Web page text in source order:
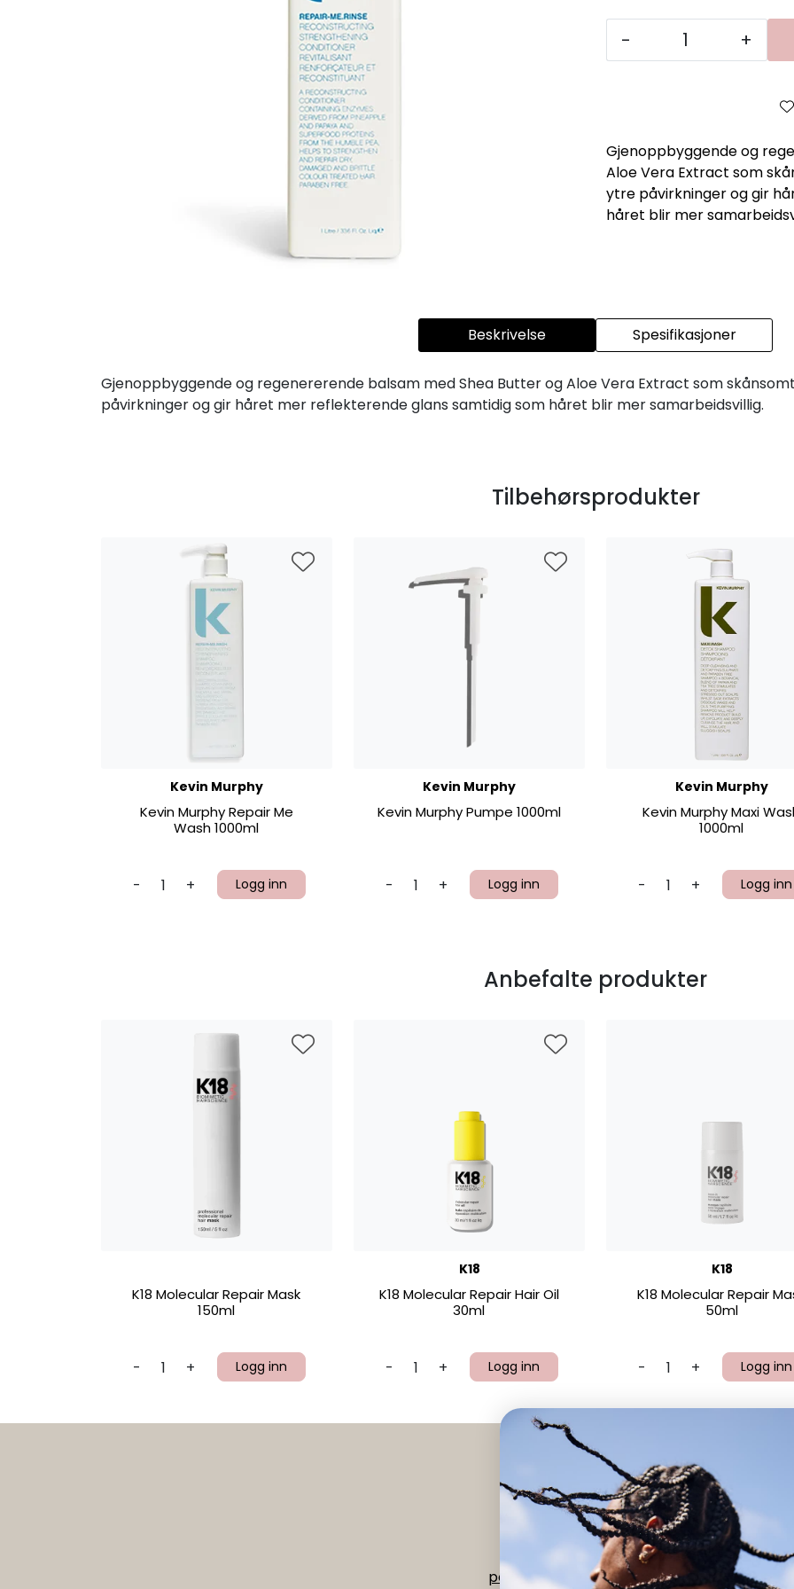
- +
Gjenoppbyggende og
Aloe Vera Extract som
ytre påvirkninger og gir
håret blir mer
Beskrivelse Spesifikasjoner
Gjenoppbyggende og regenererende balsam med Shea Butter og Aloe Vera Extract som
påvirkninger og gir håret mer reflekterende glans samtidig som håret blir mer samarbeidsvillig.
Tilbehørsprodukter
Kevin Murphy
Kevin Murphy Repair Me
Wash 1000ml
- + Logg inn
Kevin Murphy
Kevin Murphy Pumpe 1000ml
- + Logg inn
Kevin Murphy
Kevin Murphy Maxi
1000ml
- + Logg inn
Anbefalte produkter
K18 Molecular Repair Mask
150ml
- + Logg inn
K18
K18 Molecular Repair Hair Oil
30ml
- + Logg inn
K18
K18 Molecular Repair
50ml
- + Logg inn
Instagram|Facebook
Org nr 992 518 073
post@verdant.no-56 15 68 00